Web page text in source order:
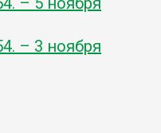
– 3 ноября